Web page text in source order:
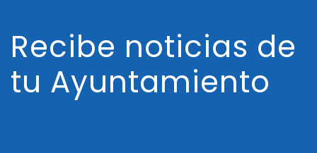
Recibe noticias de
tu Ayuntamiento